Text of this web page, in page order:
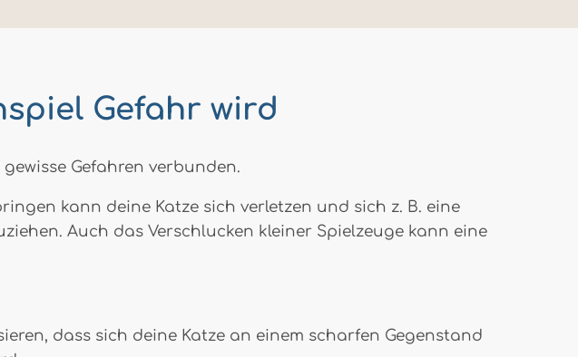
Gefahr wird
Gefahren verbunden.
kann deine Katze sich verletzen und sich z. B. eine
Auch das Verschlucken kleiner Spielzeuge kann eine
dass sich deine Katze an einem scharfen Gegenstand